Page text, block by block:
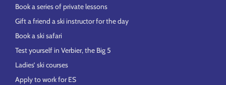
Book a series of private lessons
Gift a friend a ski instructor for the day
Book a ski safari
Test yourself in Verbier, the Big 5
Ladies’ ski courses
Apply to work for ES